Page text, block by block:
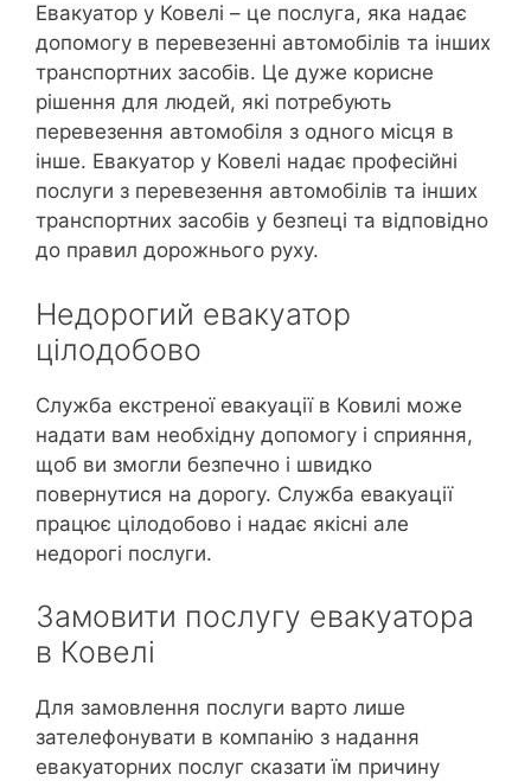
Евакуатор у Ковелі – це послуга, яка надає
допомогу в перевезенні автомобілів та інших
транспортних засобів. Це дуже корисне
рішення для людей, які потребують
перевезення автомобіля з одного місця в
інше. Евакуатор у Ковелі надає професійні
послуги з перевезення автомобілів та інших
транспортних засобів у безпеці та відповідно
до правил дорожнього руху.
Недорогий евакуатор
цілодобово
Служба екстреної евакуації в Ковилі може
надати вам необхідну допомогу і сприяння,
щоб ви змогли безпечно і швидко
повернутися на дорогу. Служба евакуації
працює цілодобово і надає якісні але
недорогі послуги.
Замовити послугу евакуатора
в Ковелі
Для замовлення послуги варто лише
зателефонувати в компанію з надання
евакуаторних послуг сказати їм причину